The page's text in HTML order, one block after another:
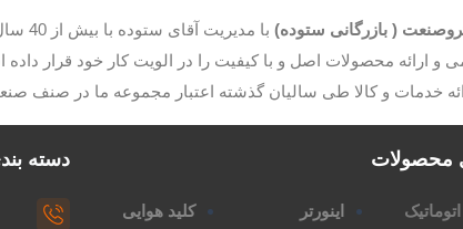
( بازرگانی ستوده)
با
و ارائه محصولات اصل و با کیفیت را در الویت کار خود قرار
خدمات و کالا طی سالیان گذشته اعتبار مجموعه ما در صنف
محصولات
اینورتر کلید هوایی
دسته